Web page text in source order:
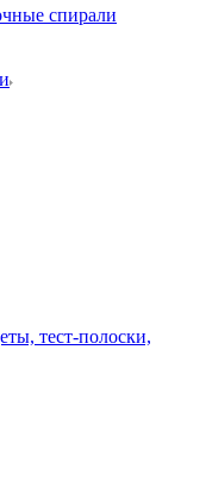
спирали
тест-полоски,